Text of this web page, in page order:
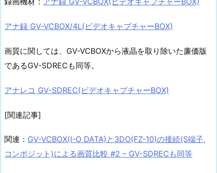
アナ録 GV-VCBOX/4L(ビデオキャプチャーBOX)
画質に関しては、GV-VCBOXから液晶を取り除いた廉価版
であるGV-SDRECも同等。
アナレコ GV-SDREC(ビデオキャプチャーBOX)
[関連記事]
関連： GV-VCBOX(I-O DATA)と3DO(FZ-10)の接続(S端子,
コンポジット)による画質比較 #2 – GV-SDRECも同等